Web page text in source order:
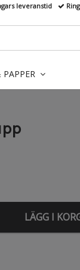
LÄGG I
leveranstid